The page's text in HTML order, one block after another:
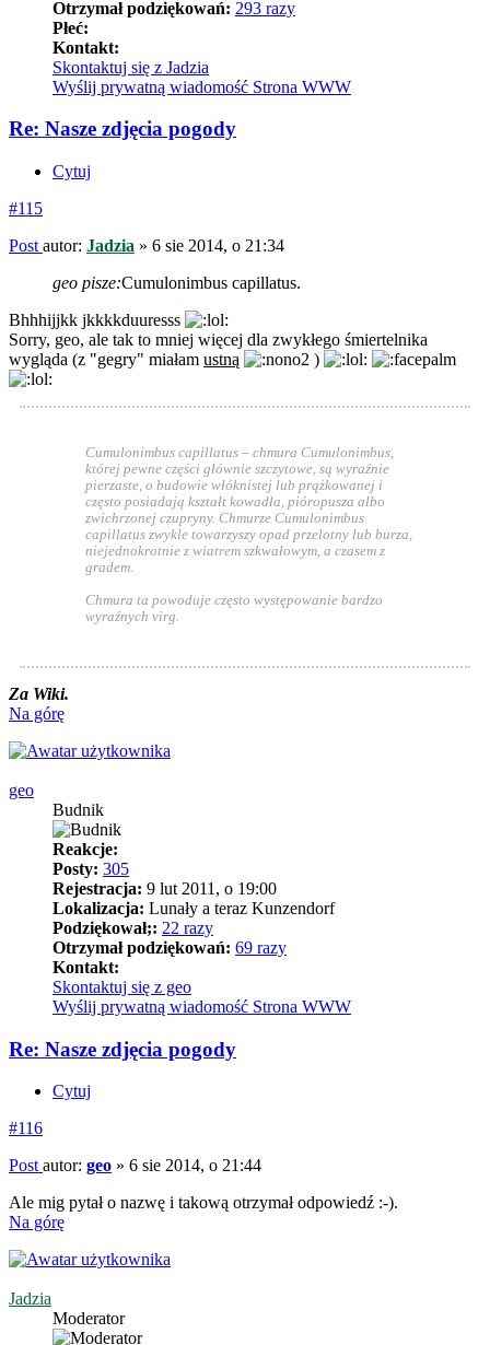
Otrzymał podziękowań: 293 razy
Płeć:
Kontakt:
Skontaktuj się z Jadzia
Wyślij prywatną wiadomość Strona WWW
Re: Nasze zdjęcia pogody
Cytuj
#115
Post autor: Jadzia » 6 sie 2014, o 21:34
geo pisze:Cumulonimbus capillatus.
Bhhhijjkk jkkkkduuresss
Sorry, geo, ale tak to mniej więcej dla zwykłego śmiertelnika
wygląda (z "gegry" miałam ustną )
Cumulonimbus capillatus – chmura Cumulonimbus,
której pewne części głównie szczytowe, są wyraźnie
pierzaste, o budowie włóknistej lub prążkowanej i
często posiadają kształt kowadła, pióropusza albo
zwichrzonej czupryny. Chmurze Cumulonimbus
capillatus zwykle towarzyszy opad przelotny lub burza,
niejednokrotnie z wiatrem szkwałowym, a czasem z
gradem.
Chmura ta powoduje często występowanie bardzo
wyraźnych virg.
Za Wiki.
Na górę
geo
Budnik
Reakcje:
Posty: 305
Rejestracja: 9 lut 2011, o 19:00
Lokalizacja: Lunały a teraz Kunzendorf
Podziękował;: 22 razy
Otrzymał podziękowań: 69 razy
Kontakt:
Skontaktuj się z geo
Wyślij prywatną wiadomość Strona WWW
Re: Nasze zdjęcia pogody
Cytuj
#116
Post autor: geo » 6 sie 2014, o 21:44
Ale mig pytał o nazwę i takową otrzymał odpowiedź :-).
Na górę
Jadzia
Moderator